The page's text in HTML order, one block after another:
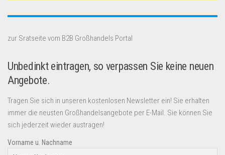
zur Sratseite vom B2B Großhandels Portal
Unbedinkt eintragen, so verpassen Sie keine neuen
Angebote.
Tragen Sie sich in unseren kostenlosen Newsletter ein! Sie erhalten
immer die neusten Großhandelsangebote per E-Mail. Sie können Sie
sich jederzeit wieder austragen!
Vorname u. Nachname